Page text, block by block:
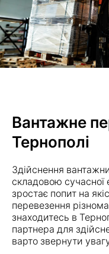
Вантажне
Тернополі
Здійснення
складовою сучасної
зростає попит на
перевезення
знаходитесь в
партнера для
варто звернути